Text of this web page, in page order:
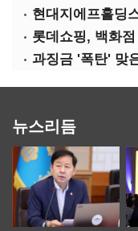
롯데쇼핑, 백화
과징금 '폭탄' 맞
뉴스리듬